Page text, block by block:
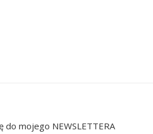
do mojego NEWSLETTERA